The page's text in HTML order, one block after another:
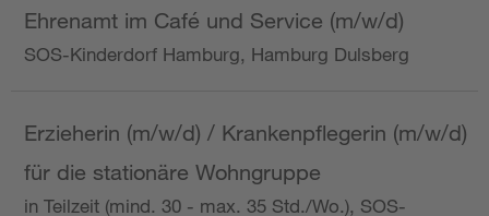
Ehrenamt im Café und Service (m/w/d)
SOS-Kinderdorf Hamburg, Hamburg Dulsberg
Erzieherin (m/w/d) / Krankenpflegerin (m/w/d)
für die stationäre Wohngruppe
in Teilzeit (mind. 30 - max. 35 Std./Wo.), SOS-